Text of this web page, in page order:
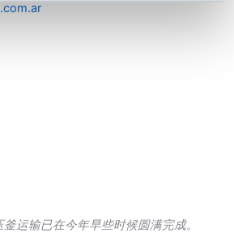
运输已在今年早些时候圆满完成。